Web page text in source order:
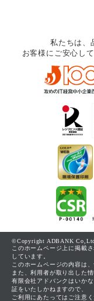
私たちは、
お客様にご安心し
©Copyright ADBANK
このホームページ上に掲載
しています。
このホームページの内容は
また、利用者が取り出した
有限会社アドバンクはいか
証をいたしかねますので、
ご利用にあたってはご注意く